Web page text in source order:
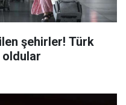
şehirler! Türk